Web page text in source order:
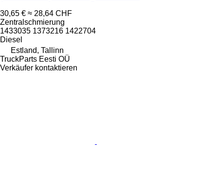
30,65 € ≈ 28,64 CHF
Zentralschmierung
1433035 1373216 1422704
Diesel
Estland, Tallinn
TruckParts Eesti OÜ
Verkäufer kontaktieren